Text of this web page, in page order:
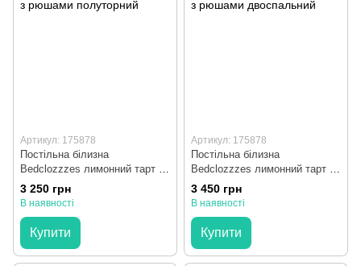
Артикул: 175878
Постільна білизна
Bedclozzzes лимонний тарт з
рюшами полуторний
3 250 грн
В наявності
Купити
Артикул: 175878
Постільна білизна
Bedclozzzes лимонний тарт з
рюшами двоспальний
3 450 грн
В наявності
Купити